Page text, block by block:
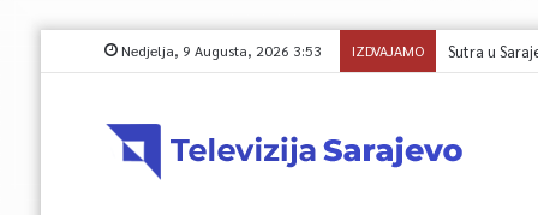
Nedjelja, 9 Augusta, 2026 3:53 IZDVAJAMO Sutra u